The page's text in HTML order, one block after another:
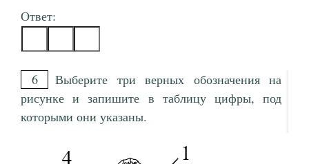
Ответ:
6
Выберите три верных обозначения на
рисунке и запишите в таблицу цифры, под
которыми они указаны.